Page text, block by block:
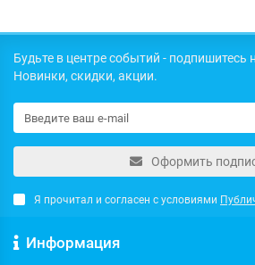
Будьте в центре событий - подпишитесь
Новинки, скидки, акции.
Оформить
Я прочитал и согласен с условиями
Информация